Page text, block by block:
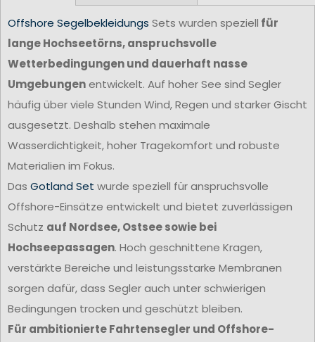
Offshore Segelbekleidungs Sets wurden speziell für
lange Hochseetörns, anspruchsvolle
Wetterbedingungen und dauerhaft nasse
Umgebungenentwickelt. Auf hoher See sind Segler
häufig über viele Stunden Wind, Regen und starker Gischt
ausgesetzt. Deshalb stehen maximale
Wasserdichtigkeit, hoher Tragekomfort und robuste
Materialien im Fokus.
Das Gotland Set wurde speziell für anspruchsvolle
Offshore-Einsätze entwickelt und bietet zuverlässigen
Schutz auf Nordsee, Ostsee sowie bei
Hochseepassagen. Hoch geschnittene Kragen,
verstärkte Bereiche und leistungsstarke Membranen
sorgen dafür, dass Segler auch unter schwierigen
Bedingungen trocken und geschützt bleiben.
Für ambitionierte Fahrtensegler und Offshore-